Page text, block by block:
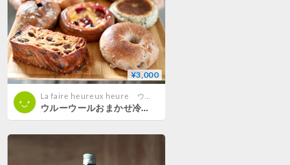
¥3,000
ウルーウールおまかせ冷凍便